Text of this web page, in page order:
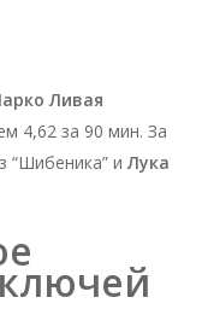
Ливая
4,62 за 90 мин. За
“Шибеника” и Лука